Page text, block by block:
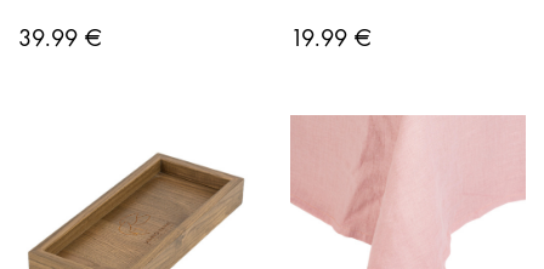
39.99 € 19.99 €